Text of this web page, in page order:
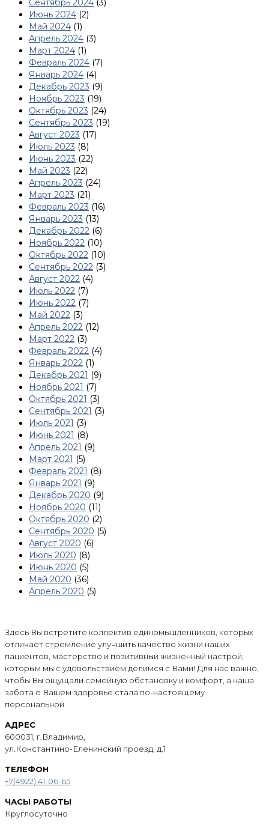
Сентябрь 2024 (3)
Июнь 2024 (2)
Май 2024 (1)
Апрель 2024 (3)
Март 2024 (1)
Февраль 2024 (7)
Январь 2024 (4)
Декабрь 2023 (9)
Ноябрь 2023 (19)
Октябрь 2023 (24)
Сентябрь 2023 (19)
Август 2023 (17)
Июль 2023 (8)
Июнь 2023 (22)
Май 2023 (22)
Апрель 2023 (24)
Март 2023 (21)
Февраль 2023 (16)
Январь 2023 (13)
Декабрь 2022 (6)
Ноябрь 2022 (10)
Октябрь 2022 (10)
Сентябрь 2022 (3)
Август 2022 (4)
Июль 2022 (7)
Июнь 2022 (7)
Май 2022 (3)
Апрель 2022 (12)
Март 2022 (3)
Февраль 2022 (4)
Январь 2022 (1)
Декабрь 2021 (9)
Ноябрь 2021 (7)
Октябрь 2021 (3)
Сентябрь 2021 (3)
Июль 2021 (3)
Июнь 2021 (8)
Апрель 2021 (9)
Март 2021 (5)
Февраль 2021 (8)
Январь 2021 (9)
Декабрь 2020 (9)
Ноябрь 2020 (11)
Октябрь 2020 (2)
Сентябрь 2020 (5)
Август 2020 (6)
Июль 2020 (8)
Июнь 2020 (5)
Май 2020 (36)
Апрель 2020 (5)
Здесь Вы встретите коллектив единомышленников, которых
отличает стремление улучшить качество жизни наших
пациентов, мастерство и позитивный жизненный настрой,
которым мы с удовольствием делимся с Вами! Для нас важно,
чтобы Вы ощущали семейную обстановку и комфорт, а наша
забота о Вашем здоровье стала по-настоящему
персональной.
АДРЕС
600031, г.Владимир,
ул.Константино-Еленинский проезд, д.1
ТЕЛЕФОН
+7(4922) 41-06-65
ЧАСЫ РАБОТЫ
Круглосуточно